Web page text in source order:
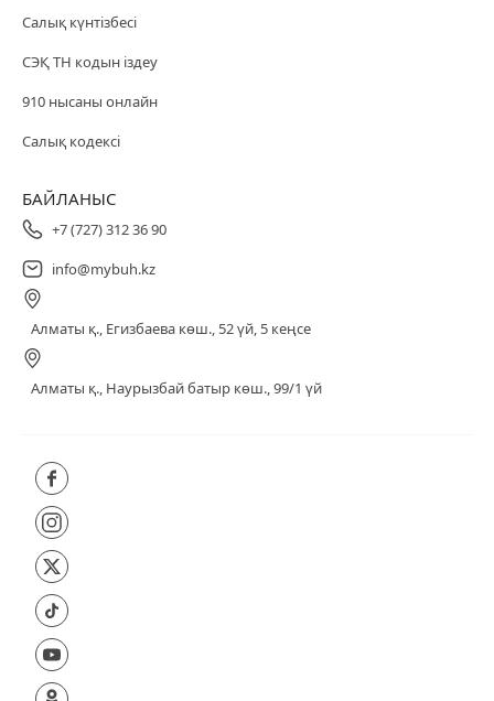
Салық күнтізбесі
СЭҚ ТН кодын іздеу
910 нысаны онлайн
Салық кодексі
БАЙЛАНЫС
+7 (727) 312 36 90
info@mybuh.kz
Алматы қ., Егизбаева көш., 52 үй, 5 кеңсе
Алматы қ., Наурызбай батыр көш., 99/1 үй